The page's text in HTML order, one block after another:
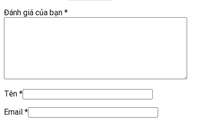
Đánh giá của bạn *
Tên *
Email *